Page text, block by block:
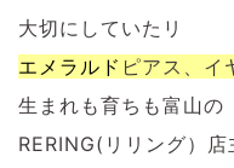
大切にしていたリ
エメラルド ピアス、イ
生まれも育ちも富山の
RERING(リリング）店